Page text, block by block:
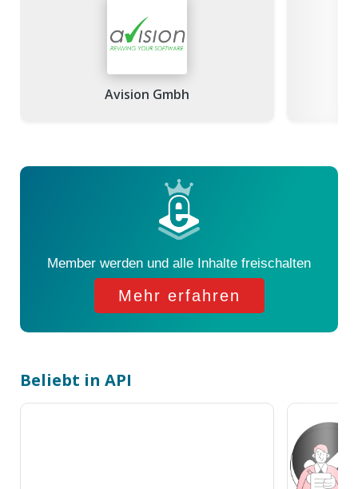
Avision Gmbh
Member werden und alle Inhalte freischalten
Mehr erfahren
Beliebt in API